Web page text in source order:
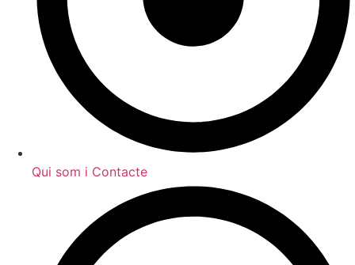
Qui som i Contacte